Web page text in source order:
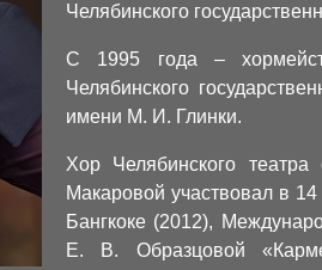
Челябинского
С 1995 года –
Челябинского
имени М. И. Глинки.
Хор Челябинского
Макаровой участвовал в
Бангкоке (2012),
Е. В. Образцовой